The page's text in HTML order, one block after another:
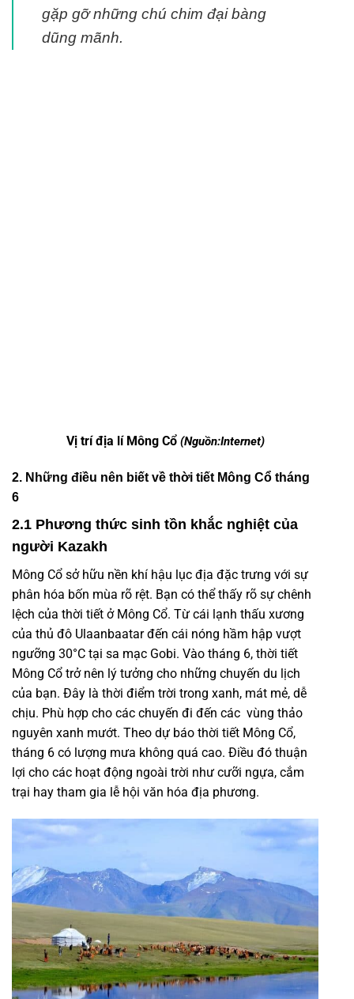
gặp gỡ những chú chim đại bàng
dũng mãnh.
Vị trí địa lí Mông Cổ (Nguồn:Internet)
2. Những điều nên biết về thời tiết Mông Cổ tháng
6
2.1 Phương thức sinh tồn khắc nghiệt của
người Kazakh
Mông Cổ sở hữu nền khí hậu lục địa đặc trưng với sự
phân hóa bốn mùa rõ rệt. Bạn có thể thấy rõ sự chênh
lệch của thời tiết ở Mông Cổ. Từ cái lạnh thấu xương
của thủ đô Ulaanbaatar đến cái nóng hầm hập vượt
ngưỡng 30°C tại sa mạc Gobi. Vào tháng 6, thời tiết
Mông Cổ trở nên lý tưởng cho những chuyến du lịch
của bạn. Đây là thời điểm trời trong xanh, mát mẻ, dễ
chịu. Phù hợp cho các chuyến đi đến các vùng thảo
nguyên xanh mướt. Theo dự báo thời tiết Mông Cổ,
tháng 6 có lượng mưa không quá cao. Điều đó thuận
lợi cho các hoạt động ngoài trời như cưỡi ngựa, cắm
trại hay tham gia lễ hội văn hóa địa phương.